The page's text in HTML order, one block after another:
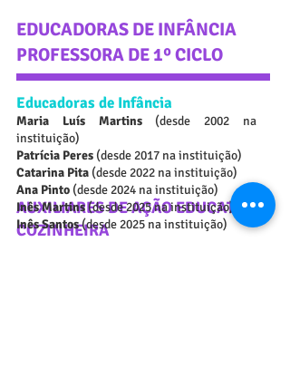
EDUCADORAS DE INFÂNCIA
PROFESSORA DE 1º CICLO
AUXILIARES DE AÇÃO EDUCATIVA
COZINHEIRA
Educadoras de Infância
Maria Luís Martins (desde 2002 na
instituição)
Patrícia Peres (desde 2017 na instituição)
Catarina Pita (desde 2022 na instituição)
Ana Pinto (desde 2024 na instituição)
Inês Martins(desde 2025 na instituição)
Inês Santos(desde 2025 na instituição)